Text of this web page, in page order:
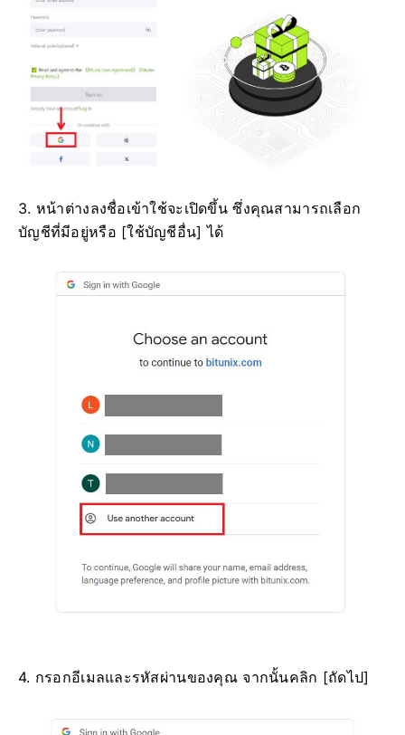
3. หน้าต่างลงชื่อเข้าใช้จะเปิดขึ้น ซึ่งคุณสามารถเลือก
บัญชีที่มีอยู่หรือ [ใช้บัญชีอื่น] ได้
4. กรอกอีเมลและรหัสผ่านของคุณ จากนั้นคลิก [ถัดไป]